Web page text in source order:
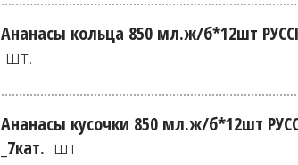
Ананасы кольца 850 мл.ж/б*12шт
шт.
Ананасы кусочки 850 мл.ж/б*12шт
_7кат. шт.